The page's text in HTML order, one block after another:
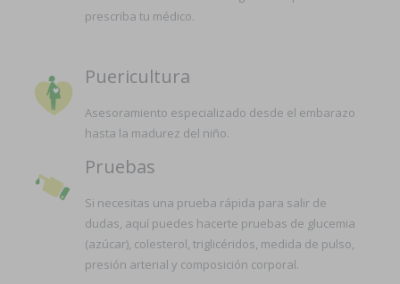
prescriba tu médico.
Puericultura
Asesoramiento especializado desde el embarazo
hasta la madurez del niño.
Pruebas
Si necesitas una prueba rápida para salir de
dudas, aquí puedes hacerte pruebas de glucemia
(azúcar), colesterol, triglicéridos, medida de pulso,
presión arterial y composición corporal.